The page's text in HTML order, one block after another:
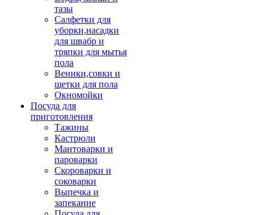
тазы
Салфетки для
уборки,насадки
для швабр и
тряпки для мытья
пола
Веники,совки и
щетки для пола
Окномойки
Посуда для
приготовления
Тажины
Кастрюли
Мантоварки и
пароварки
Скороварки и
соковарки
Выпечка и
запекание